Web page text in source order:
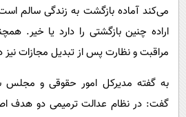
می‌کند آماده بازگشت به زندگی سالم
اراده چنین بازگشتی را دارد یا خیر.
مراقبت و نظارت پس از تبدیل مجازات
به گفته مدیرکل امور حقوقی و مجلس
گفت: در نظام عدالت ترمیمی دو هدف